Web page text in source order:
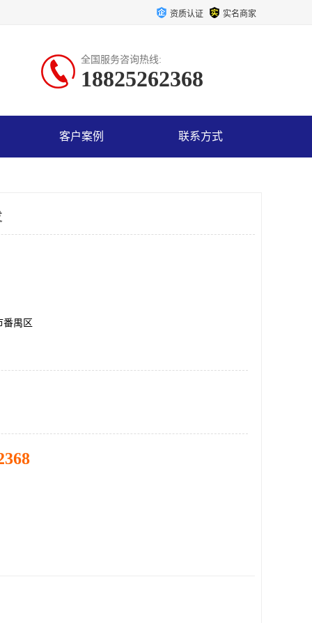
资质认证 实名商家
全国服务咨询热线:
18825262368
客户案例 联系方式
番禺区